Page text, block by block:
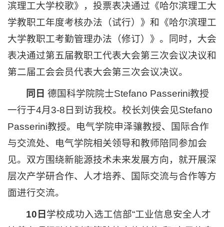
滨理工大学校歌》，投票表决通过《哈尔滨理工大
学教职工年度考核办法（试行）》和《哈尔滨理工
大学教职工考勤管理办法（修订）》。同时，大会
表决通过第五届教职工代表大会第三次会议决议和
第二届工会会员代表大会第三次会议决议。
同日 德国科学院院士Stefano Passerini教授
一行于4月3-8日到访我校。校长刘侠会见Stefano
Passerini教授。电气学院申泽骧教授、国际合作
与交流处、电气学院相关领导和教师陪同参加会
见。双方围绕新能源技术未来发展方向，就开展深
层次产学研合作、人才培养、国际交流与合作等方
面进行交流。
10日 学校成功入选工信部“工业信息安全人才